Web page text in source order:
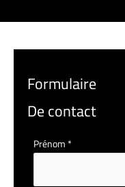
Formulaire
De contact
Formulaire
Prénom*